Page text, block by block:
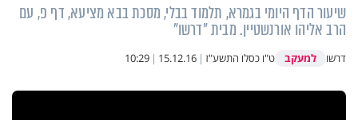
שיעור הדף היומי בגמרא, תלמוד בבלי, מסכת בבא מציעא, דף פ, עם
הרב אליהו אורנשטיין. מבית "דרשו"
דרשו למעקב ט"ו כסלו התשע"ז |
15.12.16
|
10:29